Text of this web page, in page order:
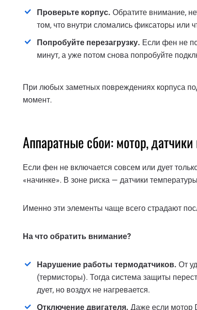
Проверьте корпус. Обратите внимание,
том, что внутри сломались фиксаторы или
Попробуйте перезагрузку. Если фен не
минут, а уже потом снова попробуйте
При любых заметных повреждениях корпуса
момент.
Аппаратные сбои: мотор,
Если фен не включается совсем или дует
«начинке». В зоне риска — датчики
Именно эти элементы чаще всего страдают
На что обратить внимание?
Нарушение работы термодатчиков. От
(термисторы). Тогда система защиты
дует, но воздух не нагревается.
Отключение двигателя. Даже если мотор